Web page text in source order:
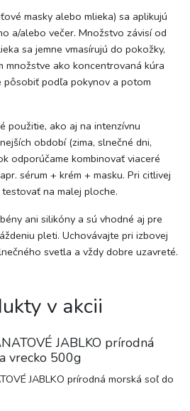
masky alebo mlieka) sa aplikujú
a/alebo večer. Množstvo závisí od
sa jemne vmasírujú do pokožky,
množstve ako koncentrovaná kúra
pôsobiť podľa pokynov a potom
použitie, ako aj na intenzívnu
období (zima, slnečné dni,
odporúčame kombinovať viaceré
sérum + krém + masku. Pri citlivej
na malej ploche.
ani silikóny a sú vhodné aj pre
pleti. Uchovávajte pri izbovej
svetla a vždy dobre uzavreté.
v akcii
JABLKO prírodná
vrecko 500g